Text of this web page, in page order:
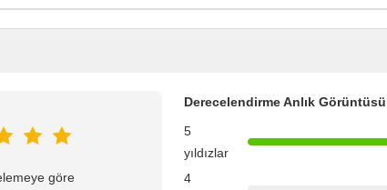
göre
Derecelendirme Anlık Görüntüsü
5
yıldızlar
4